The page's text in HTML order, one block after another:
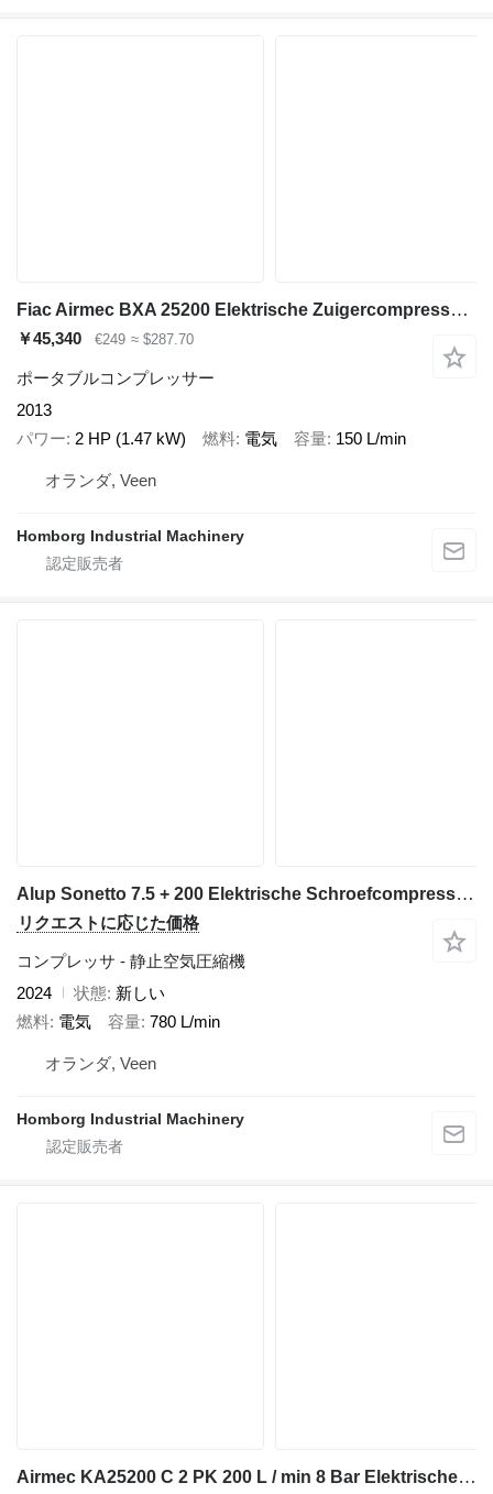
Fiac Airmec BXA 25200 Elektrische Zuigercompressor 2 PK 150 L / min 8
￥45,340 €249 ≈ $287.70
ポータブルコンプレッサー
2013
パワー 2 HP (1.47 kW) 燃料 電気 容量 150 L/min
オランダ, Veen
Homborg Industrial Machinery
Alup Sonetto 7.5 + 200 Elektrische Schroefcompressor 5.5 kw 780 L / m
リクエストに応じた価格
コンプレッサ - 静止空気圧縮機
2024
状態 新しい
燃料 電気 容量 780 L/min
オランダ, Veen
Homborg Industrial Machinery
Airmec KA25200 C 2 PK 200 L / min 8 Bar Elektrische Zuigercompre